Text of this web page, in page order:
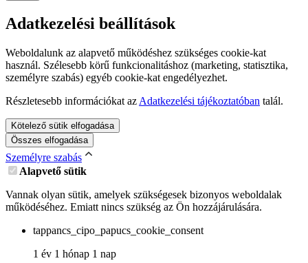
Adatkezelési beállítások
Weboldalunk az alapvető működéshez szükséges cookie-kat
használ. Szélesebb körű funkcionalitáshoz (marketing, statisztika,
személyre szabás) egyéb cookie-kat engedélyezhet.
Részletesebb információkat az Adatkezelési tájékoztatóban talál.
Kötelező sütik elfogadása
Összes elfogadása
Személyre szabás
Alapvető sütik
Vannak olyan sütik, amelyek szükségesek bizonyos weboldalak
működéséhez. Emiatt nincs szükség az Ön hozzájárulására.
tappancs_cipo_papucs_cookie_consent
1 év 1 hónap 1 nap